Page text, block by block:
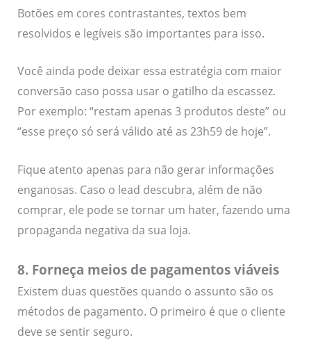
Botões em cores contrastantes, textos bem
resolvidos e legíveis são importantes para isso.
Você ainda pode deixar essa estratégia com maior
conversão caso possa usar o gatilho da escassez.
Por exemplo: “restam apenas 3 produtos deste” ou
“esse preço só será válido até as 23h59 de hoje”.
Fique atento apenas para não gerar informações
enganosas. Caso o lead descubra, além de não
comprar, ele pode se tornar um hater, fazendo uma
propaganda negativa da sua loja.
8. Forneça meios de pagamentos viáveis
Existem duas questões quando o assunto são os
métodos de pagamento. O primeiro é que o cliente
deve se sentir seguro.